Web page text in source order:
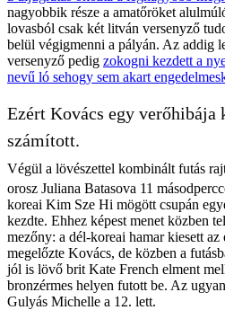
nagyobbik része a amatőröket
lovasból csak két litván versenyző
belül végigmenni a pályán. Az addig
versenyző pedig zokogni kezdett a
nevű ló sehogy sem akart
Ezért Kovács egy verőhibája
számított.
Végül a lövészettel kombinált futás
orosz Juliana Batasova 11
koreai Kim Sze Hi mögött csupán
kezdte. Ehhez képest menet közben
mezőny: a dél-koreai hamar kiesett
megelőzte Kovács, de közben a
jól is lövő brit Kate French elment
bronzérmes helyen futott be. Az
Gulyás Michelle a 12. lett.